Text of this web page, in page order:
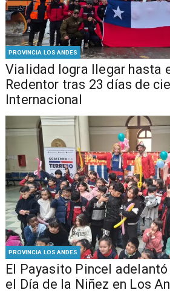
PROVINCIA LOS ANDES
Vialidad logra llegar hasta
Redentor tras 23 días de
Internacional
PROVINCIA LOS ANDES
El Payasito Pincel
el Día de la Niñez en Los